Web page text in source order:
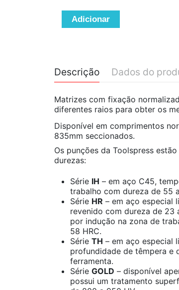
Adicionar
Descrição Dados do
Matrizes com fixação
diferentes raios para obter os
Disponível em comprimentos
835mm seccionados.
Os punções da Toolspress
durezas:
Série IH – em aço C45,
trabalho com dureza de 55
Série HR – em aço especial
revenido com dureza de 23
por indução na zona de
58 HRC.
Série TH – em aço especial
profundidade de têmpera e
ferramenta.
Série GOLD – disponível
possui um tratamento